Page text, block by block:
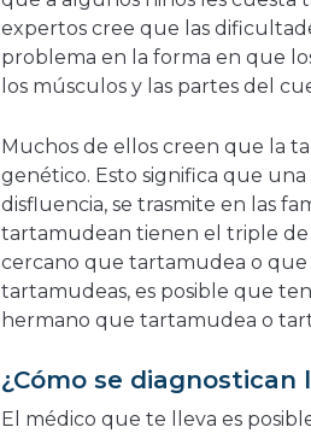
expertos cree que las
problema en la forma en que
los músculos y las partes del
Muchos de ellos creen que la
genético. Esto significa que una
disfluencia, se trasmite en las
tartamudean tienen el triple
cercano que tartamudea o que
tartamudeas, es posible que
hermano que tartamudea o
¿Cómo se diagnostican
El médico que te lleva es